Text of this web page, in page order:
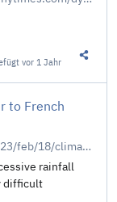
vor 1 Jahr
to French
https://www.theguardian.com/world/2023/feb/18/climate-crisis-brings-whiff-of-danger-to-french-perfume-capital
rainfall
difficult